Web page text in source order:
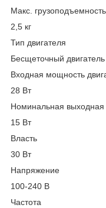
Макс.
2,5 кг
Тип двигателя
Бесщеточный двигатель
Входная мощность
28 Вт
Номинальная выходная
15 Вт
Власть
30 Вт
Напряжение
100-240 В
Частота